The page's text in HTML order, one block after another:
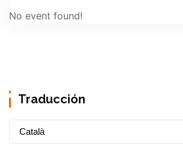
No event found!
Traducción